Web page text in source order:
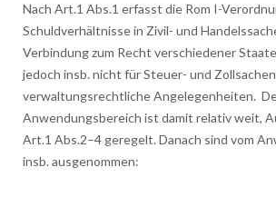
Nach Art.1 Abs.1 erfasst die Rom I-
Schuldverhältnisse in Zivil- und
Verbindung zum Recht verschiedener
jedoch insb. nicht für Steuer- und
verwaltungsrechtliche Angelegenheiten.
Anwendungsbereich ist damit relativ weit,
Art.1 Abs.2–4 geregelt. Danach sind vom
insb. ausgenommen: